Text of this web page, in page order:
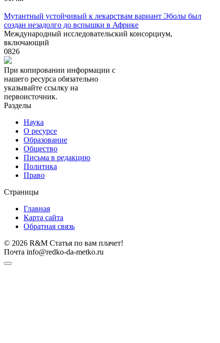
Мутантный устойчивый к лекарствам вариант Эболы был
создан незадолго до вспышки в Африке
Международный исследовательский консорциум,
включающий
0826
При копировании информации с
нашего ресурса обязательно
указывайте ссылку на
первоисточник.
Разделы
Наука
О ресурсе
Образование
Общество
Письма в редакцию
Политика
Право
Страницы
Главная
Карта сайта
Обратная связь
© 2026 R&M Статья по вам плачет!
Почта info@redko-da-metko.ru